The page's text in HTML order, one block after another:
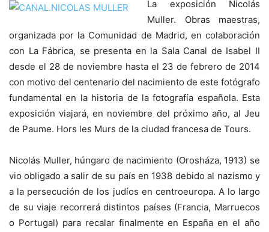
La exposición Nicolás
Muller. Obras maestras,
organizada por la Comunidad de Madrid, en colaboración
con La Fábrica, se presenta en la Sala Canal de Isabel II
desde el 28 de noviembre hasta el 23 de febrero de 2014
con motivo del centenario del nacimiento de este fotógrafo
fundamental en la historia de la fotografía española. Esta
exposición viajará, en noviembre del próximo año, al Jeu
de Paume. Hors les Murs de la ciudad francesa de Tours.
Nicolás Muller, húngaro de nacimiento (Orosháza, 1913) se
vio obligado a salir de su país en 1938 debido al nazismo y
a la persecución de los judíos en centroeuropa. A lo largo
de su viaje recorrerá distintos países (Francia, Marruecos
o Portugal) para recalar finalmente en España en el año